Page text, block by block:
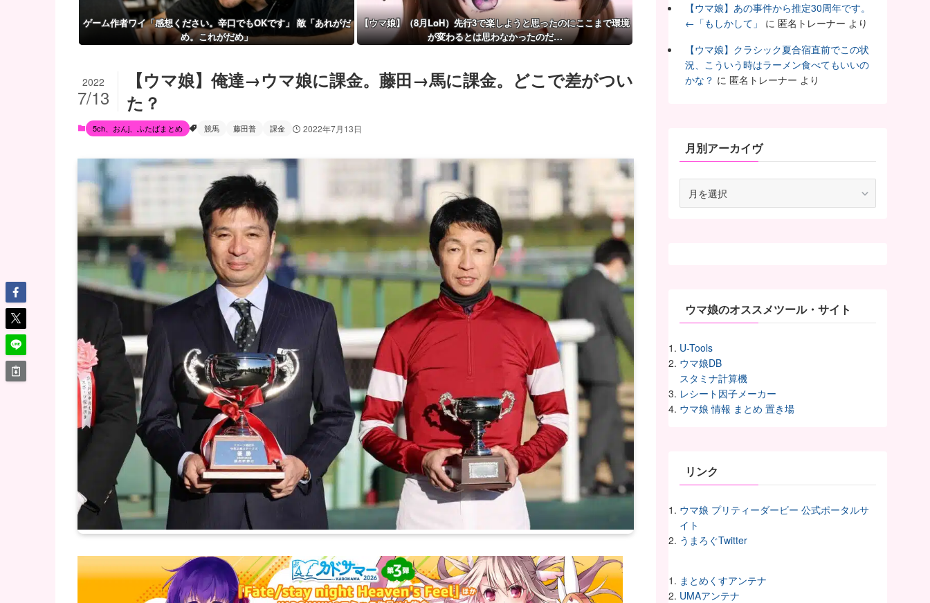
ゲーム作者ワイ「感想ください。辛口でもOKです」 敵「あれがだ
め。これがだめ」
【ウマ娘】（8月LoH）先行3で楽しようと思ったのにここまで環境
が変わるとは思わなかったのだ…
【ウマ娘】俺達→ウマ娘に課金。藤田→馬に課金。どこで差がつい
た？
2022
7/13
5ch、おんj、ふたばまとめ 競馬 藤田普 課金 2022年7月13日
【ウマ娘】あの事件から推定30周年です。
←「もしかして」
に 匿名トレーナー より
【ウマ娘】クラシック夏合宿直前でこの状
況、こういう時はラーメン食べてもいいの
かな？ に 匿名トレーナー より
月別アーカイヴ
ウマ娘のオススメツール・サイト
U-Tools
ウマ娘DB
スタミナ計算機
レシート因子メーカー
ウマ娘 情報 まとめ 置き場
リンク
ウマ娘 プリティーダービー 公式ポータルサ
イト
うまろぐTwitter
まとめくすアンテナ
UMAアンテナ